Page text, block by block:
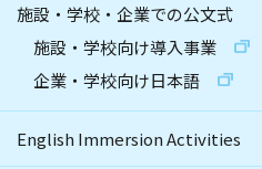
施設・学校・企業での公文式
施設・学校向け導入事業
企業・学校向け日本語
English Immersion Activities